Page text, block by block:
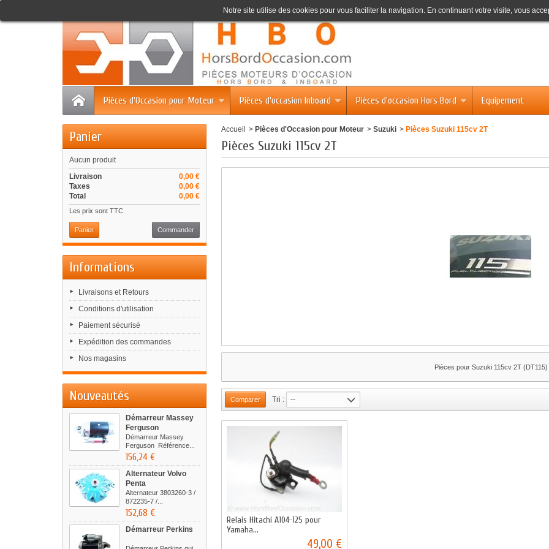
Pièces d'Occasion pour Moteur Pièces d'occasion Inboard Pièces d'occasion Hors Bord Equipement
Notre site utilise des cookies pour vous faciliter la navigation. En continuant votre visite, vous
Panier
Aucun produit
0,00 €
Livraison
0,00 €
Taxes
0,00 €
Total
Les prix sont TTC
Panier Commander
Informations
Livraisons et Retours
Conditions d'utilisation
Paiement sécurisé
Expédition des commandes
Nos magasins
Nouveautés
Démarreur Massey
Ferguson
Démarreur Massey
Ferguson Référence...
156,24 €
Alternateur Volvo
Penta
Alternateur 3803260-3 /
872235-7 /...
152,68 €
Démarreur Perkins
Accueil > Pièces d'Occasion pour Moteur > Suzuki > Pièces Suzuki 115cv 2T
Pièces Suzuki 115cv 2T
Pièces pour Suzuki 115cv 2T (DT115)
Tri : --
Relais Hitachi A104-125 pour
Yamaha...
49,00 €